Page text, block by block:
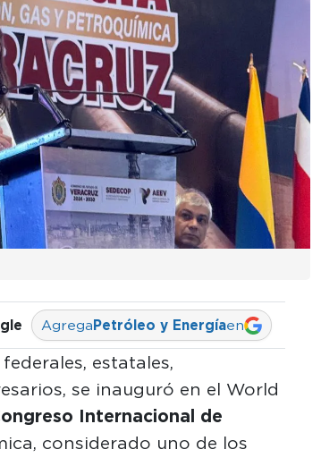
AgregaPetróleo y Energíaen
estatales,
se inauguró en el World
Internacional de
considerado uno de los